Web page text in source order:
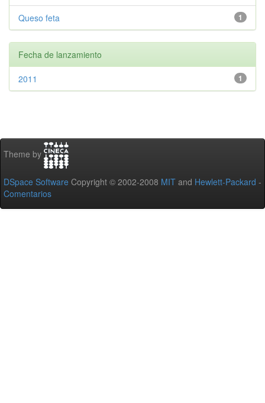
1
Queso feta
Fecha de lanzamiento
1
2011
Theme by
DSpace Software Copyright © 2002-2008 MIT and Hewlett-Packard -
Comentarios